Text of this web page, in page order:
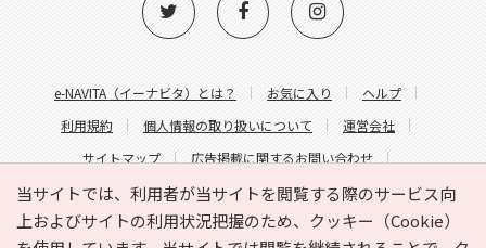
当サイトでは、利用者が当サイトを閲覧する際のサービス向
上およびサイトの利用状況把握のため、クッキー（Cookie）
e-NAVITA（イーナビタ）とは？ お気に入り
ヘルプ
利用規約
個人情報の取り扱いについて
運営会社
サイトマップ
広告掲載に関するお問い合わせ
サイトの内容に関するお問い合わせ